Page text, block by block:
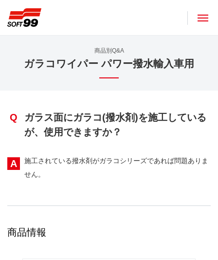
商品別Q&A
ガラコワイパー パワー撥水輸入車用
Q
ガラス面にガラコ(撥水剤)を施工している
が、使用できますか？
A
施工されている撥水剤がガラコシリーズであれば問題ありま
せん。
商品情報